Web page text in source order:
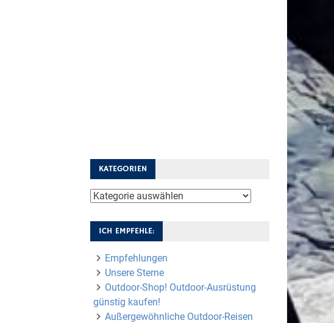
KATEGORIEN
Kategorien
ICH EMPFEHLE:
Empfehlungen
Unsere Sterne
Outdoor-Shop! Outdoor-Ausrüstung
günstig kaufen!
Außergewöhnliche Outdoor-Reisen